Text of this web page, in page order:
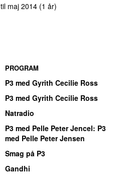
til maj 2014 (1 år)
PROGRAM
P3 med Gyrith Cecilie Ross
P3 med Gyrith Cecilie Ross
Natradio
P3 med Pelle Peter Jencel: P3
med Pelle Peter Jensen
Smag på P3
Gandhi